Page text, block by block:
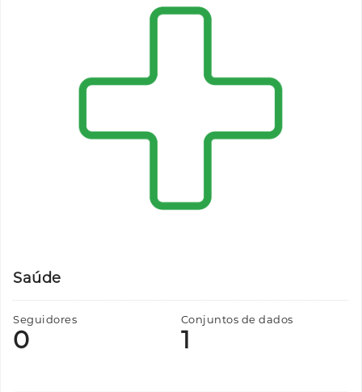
Saúde
Seguidores
0
Conjuntos de dados
1